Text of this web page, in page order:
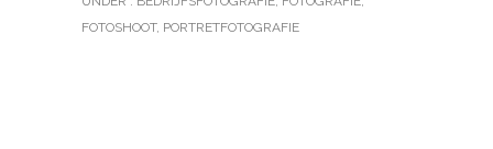
FOTOSHOOT, PORTRETFOTOGRAFIE